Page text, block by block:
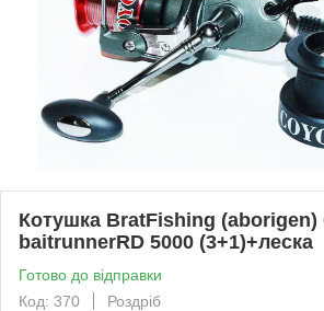
Котушка BratFishing (aborigen)
baitrunnerRD 5000 (3+1)+леска
Готово до відправки
Код: 370
Роздріб